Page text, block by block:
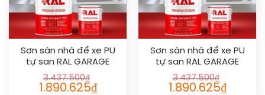
Sơn sàn nhà để xe PU
tự san RAL GARAGE
SHIELD SL 1007
3.437.500₫
1.890.625₫
Sơn sàn nhà để xe PU
tự san RAL GARAGE
SHIELD SL 1006
3.437.500₫
1.890.625₫